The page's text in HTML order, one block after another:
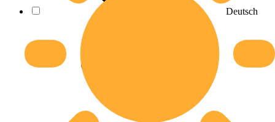
Deutsch